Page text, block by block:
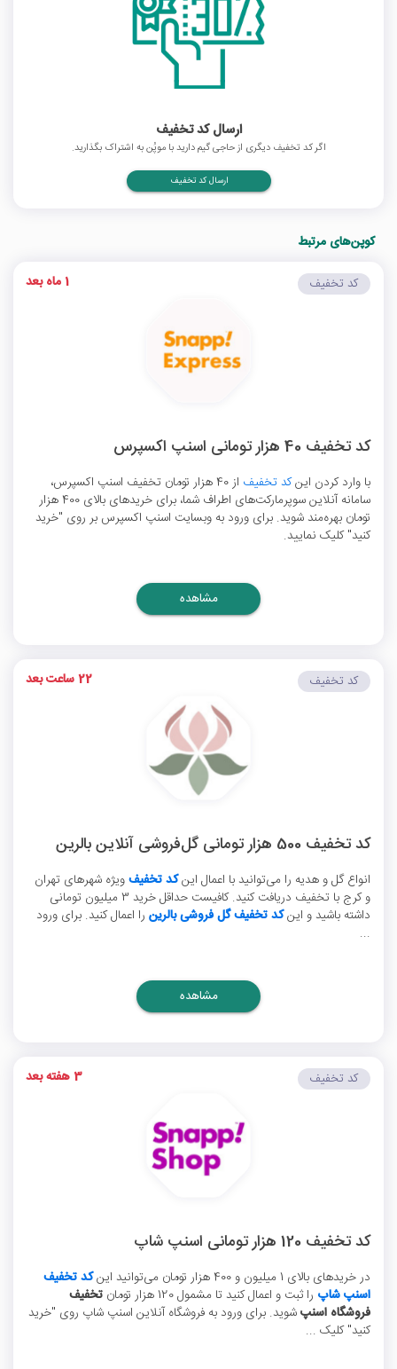
ارسال کد تخفیف
اگر کد تخفیف دیگری از حاجی گیم دارید با موپُن به اشتراک بگذارید.
ارسال کد تخفیف
کوپن‌های مرتبط
کد تخفیف 40 هزار تومانی اسنپ اکسپرس
با وارد کردن اینکد تخفیف
از 40 هزار تومان تخفیف اسنپ اکسپرس،
سامانه آنلاین سوپرمارکت‌های اطراف شما، برای خریدهای بالای 400 هزار
تومان بهره‌مند شوید. برای ورود به وبسایت اسنپ اکسپرس بر روی "خرید
کنید" کلیک نمایید.
کد تخفیف 1 ماه بعد
مشاهده
کد تخفیف 500 هزار تومانی گل‌فروشی آنلاین بالرین
انواع گل و هدیه را می‌توانید با اعمال اینکد تخفیفویژه شهرهای تهران
و کرج با تخفیف دریافت کنید. کافیست حداقل خرید 3 میلیون تومانی
داشته باشید و اینکد تخفیف گل فروشی بالرین را اعمال کنید. برای ورود
...
کد تخفیف 22 ساعت بعد
مشاهده
کد تخفیف 120 هزار تومانی اسنپ شاپ
در خریدهای بالای 1 میلیون و 400 هزار تومان می‌توانید این
کد تخفیف
اسنپ شاپ را ثبت و اعمال کنید تا مشمول 120 هزار تومان
تخفیف
فروشگاه اسنپشوید. برای ورود به فروشگاه آنلاین اسنپ شاپ روی "خرید
کنید" کلیک ...
کد تخفیف 3 هفته بعد